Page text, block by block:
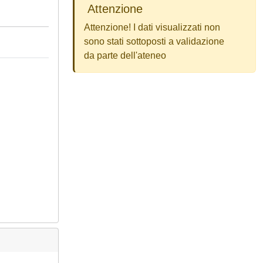
Attenzione
Attenzione! I dati visualizzati non
sono stati sottoposti a validazione
da parte dell'ateneo